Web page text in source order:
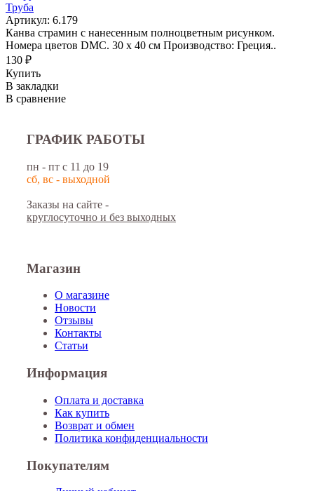
Труба
Артикул: 6.179
Канва страмин с нанесенным полноцветным рисунком.
Номера цветов DMC. 30 х 40 см Производство: Греция..
130 ₽
Купить
В закладки
В сравнение
ГРАФИК РАБОТЫ
пн - пт с 11 до 19
сб, вс - выходной
Заказы на сайте -
круглосуточно и без выходных
Магазин
О магазине
Новости
Отзывы
Контакты
Статьи
Информация
Оплата и доставка
Как купить
Возврат и обмен
Политика конфиденциальности
Покупателям